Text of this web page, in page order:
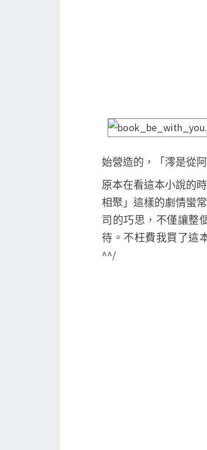
始營造的，「澪是從
原本在看這本小說的
相聚」這樣的劇情蠻
司的巧思，不僅讓整
待。不枉費我買了這
^^/